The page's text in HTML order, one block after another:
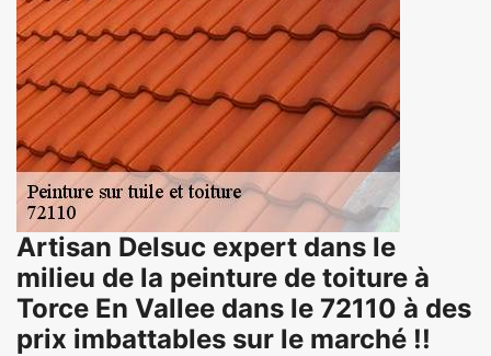
Artisan Delsuc expert dans le
milieu de la peinture de toiture à
Torce En Vallee dans le 72110 à des
prix imbattables sur le marché !!